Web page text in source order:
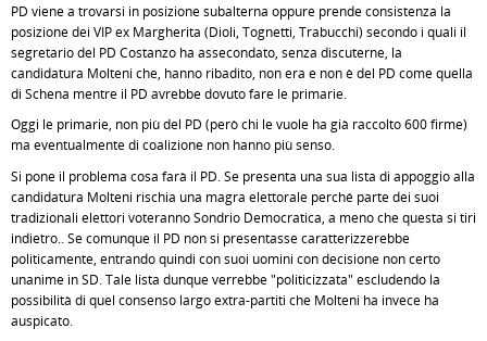
PD viene a trovarsi in posizione subalterna oppure prende consistenza la
posizione dei VIP ex Margherita (Dioli, Tognetti, Trabucchi) secondo i quali il
segretario del PD Costanzo ha assecondato, senza discuterne, la
candidatura Molteni che, hanno ribadito, non era e non è del PD come quella
di Schena mentre il PD avrebbe dovuto fare le primarie.
Oggi le primarie, non più del PD (però chi le vuole ha già raccolto 600 firme)
ma eventualmente di coalizione non hanno più senso.
Si pone il problema cosa farà il PD. Se presenta una sua lista di appoggio alla
candidatura Molteni rischia una magra elettorale perché parte dei suoi
tradizionali elettori voteranno Sondrio Democratica, a meno che questa si tiri
indietro.. Se comunque il PD non si presentasse caratterizzerebbe
politicamente, entrando quindi con suoi uomini con decisione non certo
unanime in SD. Tale lista dunque verrebbe "politicizzata" escludendo la
possibilità di quel consenso largo extra-partiti che Molteni ha invece ha
auspicato.